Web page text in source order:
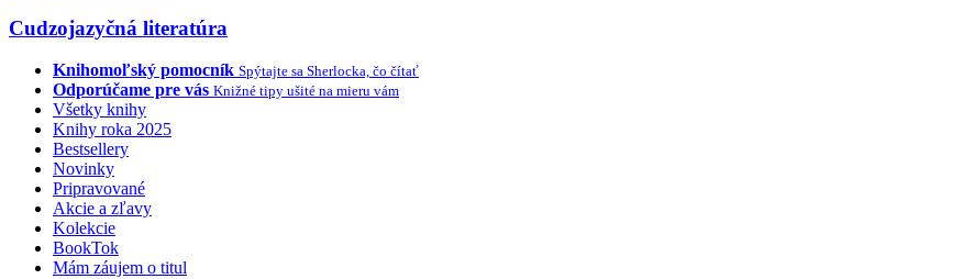
Cudzojazyčná literatúra
Knihomoľský pomocník Spýtajte sa Sherlocka, čo čítať
Odporúčame pre vás Knižné tipy ušité na mieru vám
Všetky knihy
Knihy roka 2025
Bestsellery
Novinky
Pripravované
Akcie a zľavy
Kolekcie
BookTok
Mám záujem o titul